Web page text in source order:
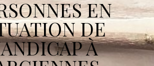
EN
DE
À